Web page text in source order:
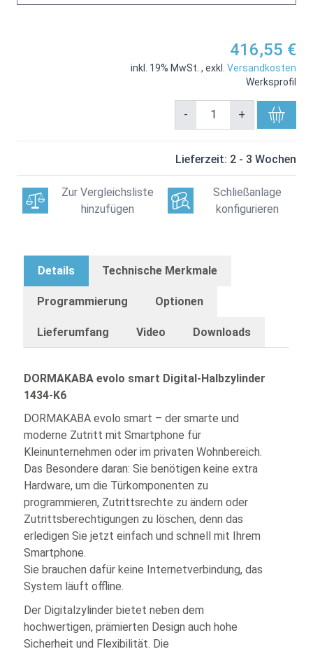
416,55 €
inkl. 19% MwSt. , exkl. Versandkosten
Werksprofil
- +
Lieferzeit: 2 - 3 Wochen
Zur Vergleichsliste
hinzufügen
Schließanlage
konfigurieren
Details Technische Merkmale
Programmierung Optionen
Lieferumfang Video Downloads
DORMAKABA evolo smart Digital-Halbzylinder
1434-K6
DORMAKABA evolo smart – der smarte und
moderne Zutritt mit Smartphone für
Kleinunternehmen oder im privaten Wohnbereich.
Das Besondere daran: Sie benötigen keine extra
Hardware, um die Türkomponenten zu
programmieren, Zutrittsrechte zu ändern oder
Zutrittsberechtigungen zu löschen, denn das
erledigen Sie jetzt einfach und schnell mit Ihrem
Smartphone.
Sie brauchen dafür keine Internetverbindung, das
System läuft offline.
Der Digitalzylinder bietet neben dem
hochwertigen, prämierten Design auch hohe
Sicherheit und Flexibilität. Die